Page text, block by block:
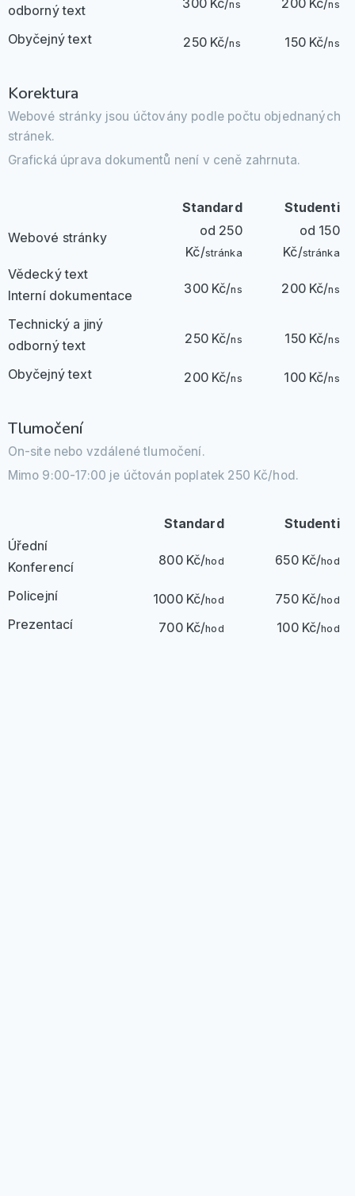
odborný text ns ns
Obyčejný text 250 Kč/ns 150 Kč/ns
Korektura
Webové stránky jsou účtovány podle počtu objednaných
stránek.
Grafická úprava dokumentů není v ceně zahrnuta.
Standard
Studenti
Webové stránky
od 250
Kč/stránka
od 150
Kč/stránka
Vědecký text
Interní dokumentace
300 Kč/ns 200 Kč/ns
Technický a jiný
odborný text
250 Kč/ns 150 Kč/ns
Obyčejný text 200 Kč/ns 100 Kč/ns
Tlumočení
On-site nebo vzdálené tlumočení.
Mimo 9:00-17:00 je účtován poplatek 250 Kč/hod.
Standard
Studenti
Úřední
Konferencí
800 Kč/hod 650 Kč/hod
Policejní 1000 Kč/hod 750 Kč/hod
Prezentací 700 Kč/hod 100 Kč/hod